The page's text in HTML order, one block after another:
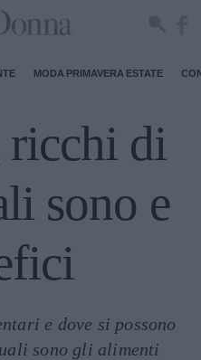
MODA PRIMAVERA ESTATE
di
sono e
e dove si possono
sono gli alimenti